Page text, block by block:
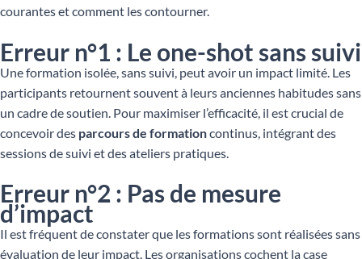
courantes et comment les contourner.
Erreur n°1 : Le one-shot sans suivi
Une formation isolée, sans suivi, peut avoir un impact limité. Les
participants retournent souvent à leurs anciennes habitudes sans
un cadre de soutien. Pour maximiser l’efficacité, il est crucial de
concevoir des parcours de formationcontinus, intégrant des
sessions de suivi et des ateliers pratiques.
Erreur n°2 : Pas de mesure
d’impact
Il est fréquent de constater que les formations sont réalisées sans
évaluation de leur impact. Les organisations cochent la case